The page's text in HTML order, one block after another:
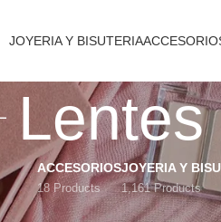
JOYERIA Y BISUTERIA
ACCESORIOS
18 Products
JOYERIA Y
1,161 Products